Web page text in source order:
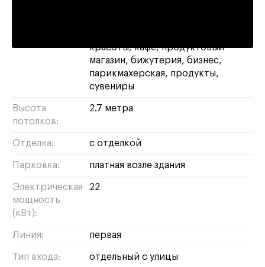
красоты кафе продуктовый
магазин бижутерия бизнес
парикмахерская
продукты
сувениры
Высота
потолков:
2.7 метра
Отделка: с отделкой
Парковка: платная возле здания
Электрическая
мощность
(кВт):
22
Линия: первая
Тип входа: отдельный с улицы